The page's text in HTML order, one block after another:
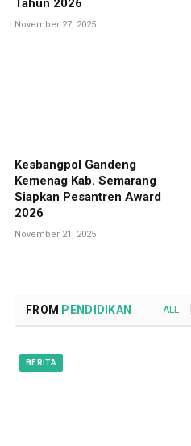
November 27, 2025
Kesbangpol Gandeng
Kemenag Kab. Semarang
Siapkan Pesantren Award
2026
November 21, 2025
FROM PENDIDIKAN ALL
BERITA